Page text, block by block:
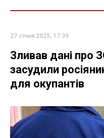
27 січня 2025, 17:39
Зливав дані про
засудили
для окупантів